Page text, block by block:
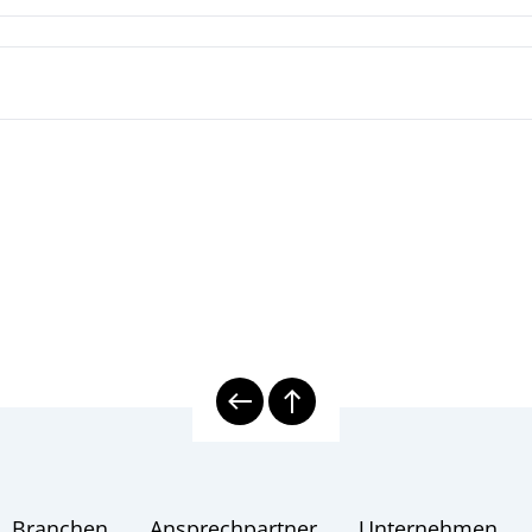
Druckmittler TDM7710